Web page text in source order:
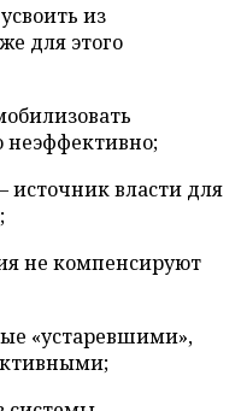
из
для этого
неэффективно;
источник власти для
не компенсируют
«устаревшими»,